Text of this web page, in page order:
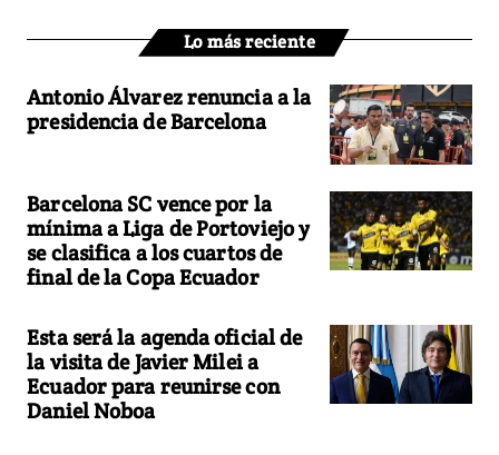
Lo más reciente
Antonio Álvarez renuncia a la
presidencia de Barcelona
Barcelona SC vence por la
mínima a Liga de Portoviejo y
se clasifica a los cuartos de
final de la Copa Ecuador
Esta será la agenda oficial de
la visita de Javier Milei a
Ecuador para reunirse con
Daniel Noboa